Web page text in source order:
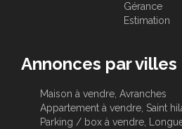
Gérance
Estimation
Annonces par villes
Maison à vendre, Avranches
Appartement à vendre, Saint
Parking / box à vendre,